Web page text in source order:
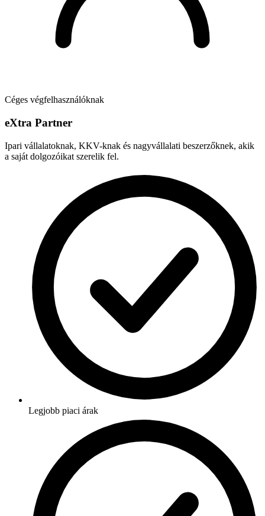
Céges végfelhasználóknak
eXtra Partner
Ipari vállalatoknak, KKV-knak és nagyvállalati beszerzőknek, akik
a saját dolgozóikat szerelik fel.
Legjobb piaci árak